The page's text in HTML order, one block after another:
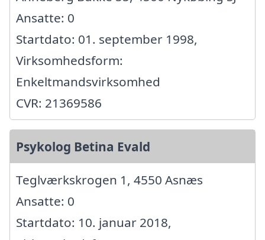
Ansatte: 0
Startdato: 01. september 1998,
Virksomhedsform:
Enkeltmandsvirksomhed
CVR: 21369586
Psykolog Betina Evald
Teglværkskrogen 1, 4550 Asnæs
Ansatte: 0
Startdato: 10. januar 2018,